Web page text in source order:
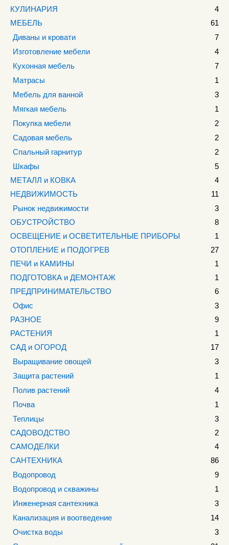
КУЛИНАРИЯ
4
МЕБЕЛЬ
61
Диваны и кровати
7
Изготовление мебели
4
Кухонная мебель
7
Матрасы
1
Мебель для ванной
3
Мягкая мебель
1
Покупка мебели
2
Садовая мебель
2
Спальный гарнитур
2
Шкафы
5
МЕТАЛЛ и КОВКА
4
НЕДВИЖИМОСТЬ
11
Рынок недвижимости
3
ОБУСТРОЙСТВО
8
ОСВЕЩЕНИЕ и ОСВЕТИТЕЛЬНЫЕ ПРИБОРЫ
1
ОТОПЛЕНИЕ и ПОДОГРЕВ
27
ПЕЧИ и КАМИНЫ
1
ПОДГОТОВКА и ДЕМОНТАЖ
1
ПРЕДПРИНИМАТЕЛЬСТВО
6
Офис
3
РАЗНОЕ
9
РАСТЕНИЯ
1
САД и ОГОРОД
17
Выращивание овощей
3
Защита растений
1
Полив растений
4
Почва
1
Теплицы
3
САДОВОДСТВО
2
САМОДЕЛКИ
4
САНТЕХНИКА
86
Водопровод
9
Водопровод и скважины
1
Инженерная сантехника
3
Канализация и воотведение
14
Очистка воды
3